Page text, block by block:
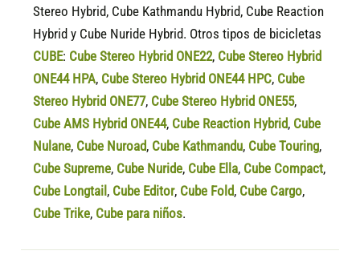
Stereo Hybrid, Cube Kathmandu Hybrid, Cube Reaction
Hybrid y Cube Nuride Hybrid. Otros tipos de bicicletas
CUBE: Cube Stereo Hybrid ONE22, Cube Stereo Hybrid
ONE44 HPA, Cube Stereo Hybrid ONE44 HPC, Cube
Stereo Hybrid ONE77, Cube Stereo Hybrid ONE55,
Cube AMS Hybrid ONE44, Cube Reaction Hybrid, Cube
Nulane, Cube Nuroad, Cube Kathmandu, Cube Touring,
Cube Supreme, Cube Nuride, Cube Ella, Cube Compact,
Cube Longtail , Cube Editor, Cube Fold, Cube Cargo,
Cube Trike, Cube para niños.